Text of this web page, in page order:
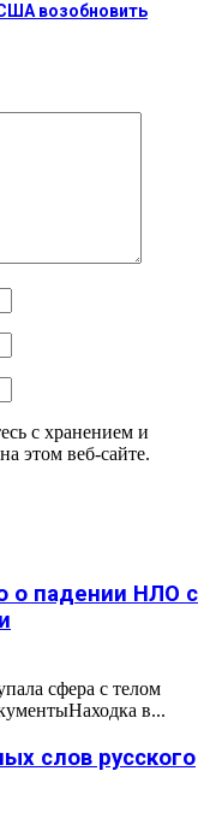
возобновить
с хранением и
этом веб-сайте.
о падении НЛО с
сфера с телом
в...
слов русского